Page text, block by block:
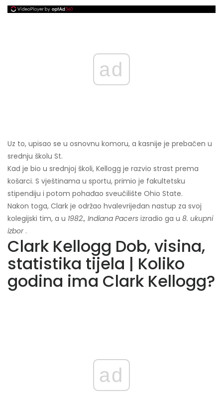
ad
Uz to, upisao se u osnovnu komoru, a kasnije je prebačen u
srednju školu St.
Kad je bio u srednjoj školi, Kellogg je razvio strast prema
košarci. S vještinama u sportu, primio je fakultetsku
stipendiju i potom pohađao sveučilište Ohio State.
Nakon toga, Clark je održao hvalevrijedan nastup za svoj
kolegijski tim, a u 1982., Indiana Pacers izradio ga u 8. ukupni
izbor.
Clark Kellogg Dob, visina,
statistika tijela | Koliko
godina ima Clark Kellogg?
ad